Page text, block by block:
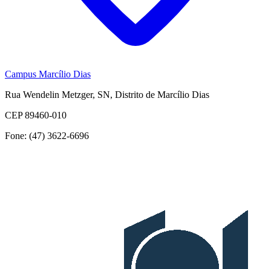
Campus Marcílio Dias
Rua Wendelin Metzger, SN, Distrito de Marcílio Dias
CEP 89460-010
Fone: (47) 3622-6696